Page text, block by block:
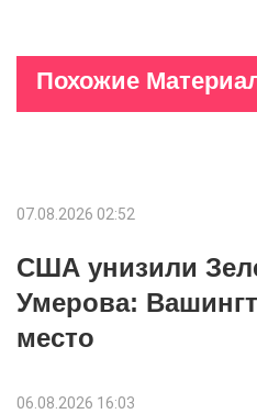
Похожие
07.08.2026 02:52
США унизили
Умерова:
место
06.08.2026 16:03